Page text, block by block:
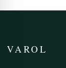
VAROL